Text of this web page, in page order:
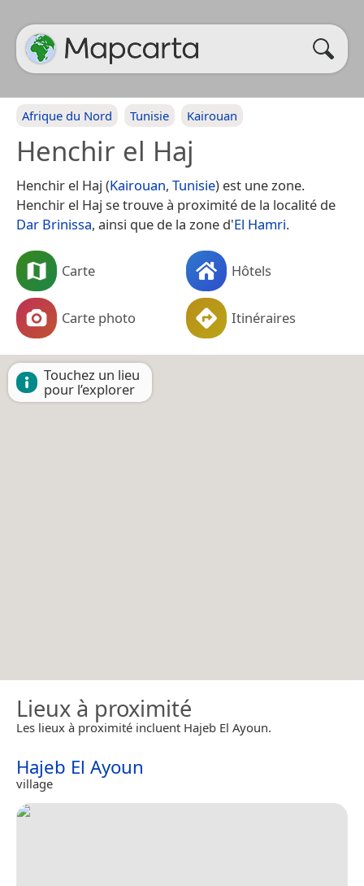
Afrique du Nord Tunisie Kairouan
Henchir el Haj
Henchir el Haj (Kairouan, Tunisie) est une zone.
Henchir el Haj se trouve à proximité de la localité de
Dar Brinissa, ainsi que de la zone d'El Hamri.
Carte Hôtels
Carte photo Itinéraires
Touchez un lieu
pour l’explorer
Lieux à proximité
Les lieux à proximité incluent Hajeb El Ayoun.
Hajeb El Ayoun
village